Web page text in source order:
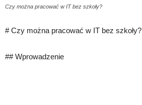
Czy można pracować w IT bez szkoły?
# Czy można pracować w IT bez szkoły?
## Wprowadzenie